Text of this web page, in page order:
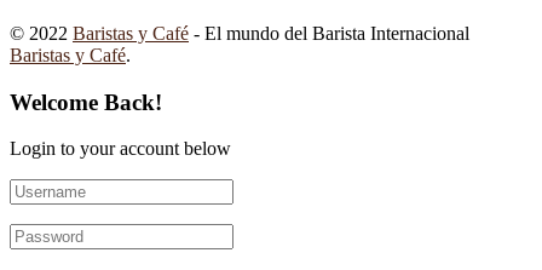
© 2022 Baristas y Café - El mundo del Barista Internacional
Baristas y Café.
Welcome Back!
Login to your account below